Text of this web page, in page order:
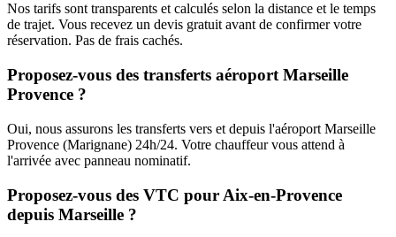
Nos tarifs sont transparents et calculés selon la distance et le temps
de trajet. Vous recevez un devis gratuit avant de confirmer votre
réservation. Pas de frais cachés.
Proposez-vous des transferts aéroport Marseille
Provence ?
Oui, nous assurons les transferts vers et depuis l'aéroport Marseille
Provence (Marignane) 24h/24. Votre chauffeur vous attend à
l'arrivée avec panneau nominatif.
Proposez-vous des VTC pour Aix-en-Provence
depuis Marseille ?